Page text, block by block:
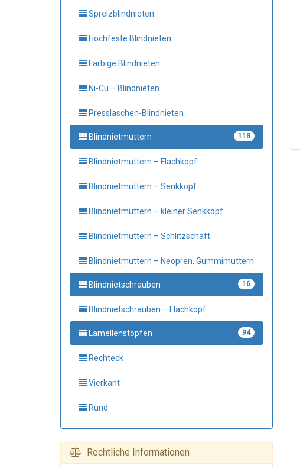
Spreizblindnieten
Hochfeste Blindnieten
Farbige Blindnieten
Ni-Cu – Blindnieten
Presslaschen-Blindnieten
Blindnietmuttern 118
Blindnietmuttern – Flachkopf
Blindnietmuttern – Senkkopf
Blindnietmuttern – kleiner Senkkopf
Blindnietmuttern – Schlitzschaft
Blindnietmuttern – Neopren, Gummimuttern
Blindnietschrauben 16
Blindnietschrauben – Flachkopf
Lamellenstopfen 94
Rechteck
Vierkant
Rund
Rechtliche Informationen